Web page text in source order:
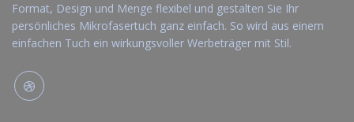
Format, Design und Menge flexibel und gestalten Sie Ihr
persönliches Mikrofasertuch ganz einfach. So wird aus einem
einfachen Tuch ein wirkungsvoller Werbeträger mit Stil.